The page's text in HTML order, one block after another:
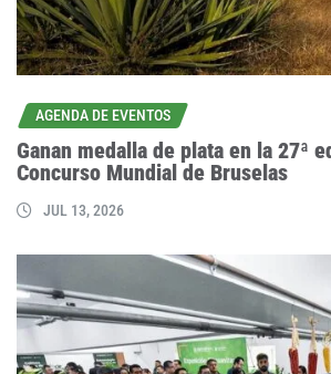
AGENDA DE EVENTOS
Ganan medalla de plata en la 27ª
Concurso Mundial de Bruselas
JUL 13, 2026